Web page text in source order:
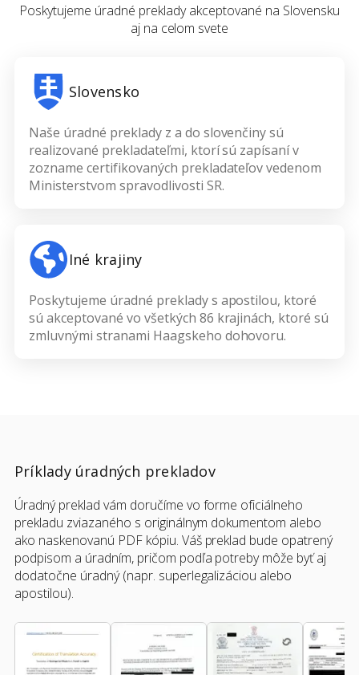
Poskytujeme úradné preklady akceptované na Slovensku
aj na celom svete
Slovensko
Naše úradné preklady z a do slovenčiny sú
realizované prekladateľmi, ktorí sú zapísaní v
zozname certifikovaných prekladateľov vedenom
Ministerstvom spravodlivosti SR.
Iné krajiny
Poskytujeme úradné preklady s apostilou, ktoré
sú akceptované vo všetkých 86 krajinách, ktoré sú
zmluvnými stranami Haagskeho dohovoru.
Príklady úradných prekladov
Úradný preklad vám doručíme vo forme oficiálneho
prekladu zviazaného s originálnym dokumentom alebo
ako naskenovanú PDF kópiu. Váš preklad bude opatrený
podpisom a úradním, pričom podľa potreby môže byť aj
dodatočne úradný (napr. superlegalizáciou alebo
apostilou).